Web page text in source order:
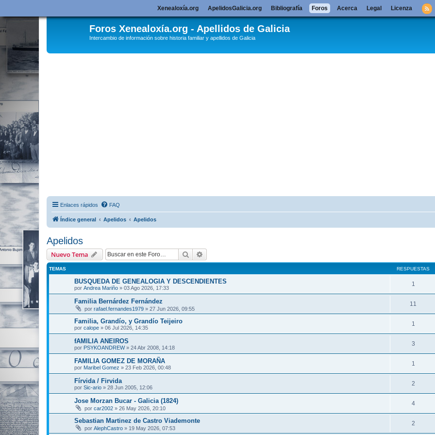
Foros Xenealoxía.org - Apellidos de Galicia
Intercambio de información sobre historia familiar y apellidos de Galicia
Enlaces rápidos FAQ
Índice general Apelidos Apelidos
Apelidos
Nuevo Tema Buscar
TEMAS RESPUESTAS
BUSQUEDA DE GENEALOGIA Y DESCENDIENTES
por Andrea Mariño » 03 Ago 2026, 17:33
1
Familia Bernárdez Fernández
por rafael.fernandes1979 » 27 Jun 2026, 09:55
11
Familia, Grandío, y Grandío Teijeiro
por calope » 06 Jul 2026, 14:35
1
fAMILIA ANEIROS
por PSYKOANDREW» 24 Abr 2008, 14:18
3
FAMILIA GOMEZ DE MORAÑA
por Maribel Gomez » 23 Feb 2026, 00:48
1
Fírvida / Firvida
por Sic-ario » 28 Jun 2005, 12:06
2
Jose Morzan Bucar - Galicia (1824)
por car2002 » 26 May 2026, 20:10
4
Sebastian Martinez de Castro Viademonte
por AlephCastro » 19 May 2026, 07:53
2
Xenealoxía.org ApelidosGalicia.org Bibliografía Foros Acerca Legal Licenza